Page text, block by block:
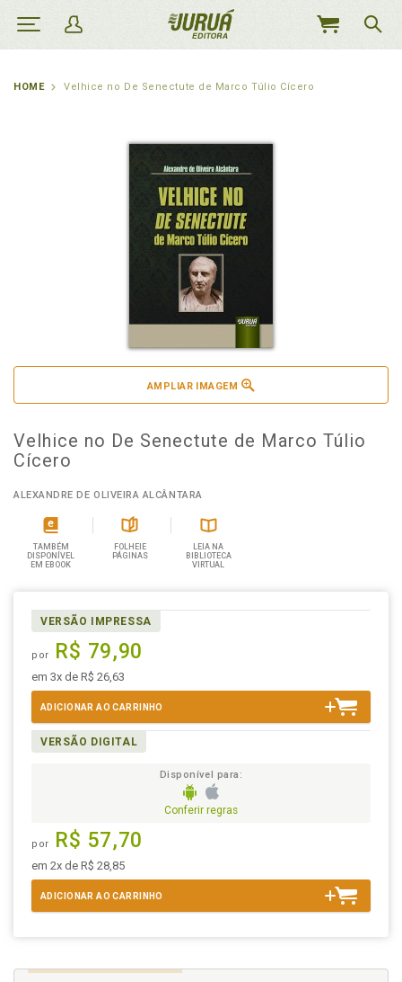
MEU
HOME Velhice no De Senectute de Marco Túlio Cícero
AMPLIAR IMAGEM
Velhice no De Senectute de Marco Túlio
Cícero
ALEXANDRE DE OLIVEIRA ALCÂNTARA
TAMBÉM
DISPONÍVEL
EM EBOOK
FOLHEIE
PÁGINAS
LEIA NA
BIBLIOTECA
VIRTUAL
VERSÃO IMPRESSA
por R$ 79,90
em 3x de R$ 26,63
ADICIONAR AO CARRINHO
VERSÃO DIGITAL
Disponível para:
Conferir regras
por R$ 57,70
em 2x de R$ 28,85
ADICIONAR AO CARRINHO